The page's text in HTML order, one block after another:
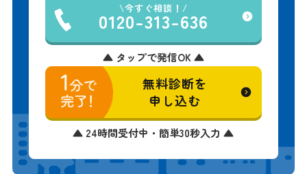
今すぐ相談！
0120-313-636
▲ タップで発信OK ▲
無料診断を
申し込む
▲ 24時間受付中・簡単30秒入力 ▲